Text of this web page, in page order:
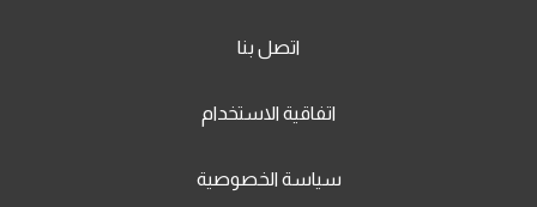
اتصل بنا
اتفاقية الاستخدام
سياسة الخصوصية